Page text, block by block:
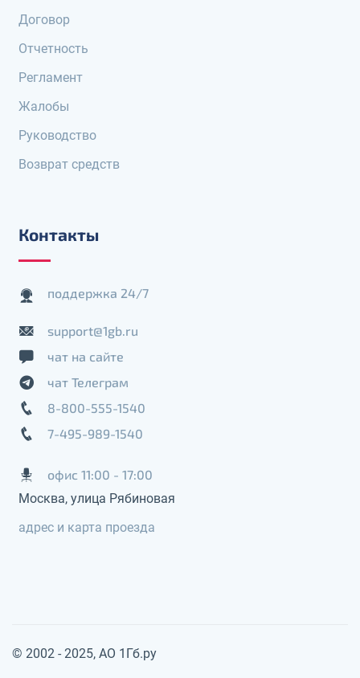
Договор
Отчетность
Регламент
Жалобы
Руководство
Возврат средств
Контакты
поддержка 24/7
support@1gb.ru
чат на сайте
чат Телеграм
8-800-555-1540
7-495-989-1540
офис 11:00 - 17:00
Москва, улица Рябиновая
адрес и карта проезда
© 2002 - 2025, АО 1Гб.ру